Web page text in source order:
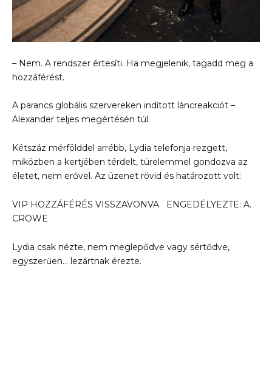
– Nem. A rendszer értesíti. Ha megjelenik, tagadd meg a
hozzáférést.
A parancs globális szervereken indított láncreakciót –
Alexander teljes megértésén túl.
Kétszáz mérfölddel arrébb, Lydia telefonja rezgett,
miközben a kertjében térdelt, türelemmel gondozva az
életet, nem erővel. Az üzenet rövid és határozott volt:
VIP HOZZÁFÉRÉS VISSZAVONVA ENGEDÉLYEZTE: A.
CROWE
Lydia csak nézte, nem meglepődve vagy sértődve,
egyszerűen… lezártnak érezte.